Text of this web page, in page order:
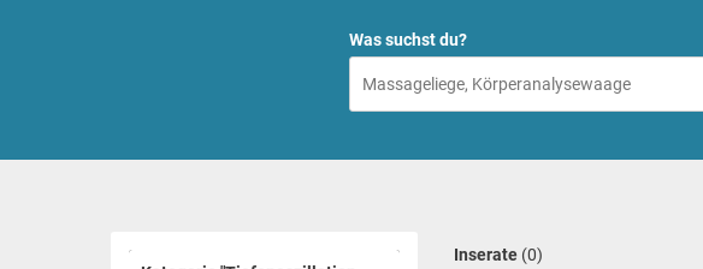
Was suchst du?
Inserate (0)